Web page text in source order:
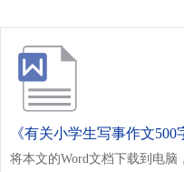
《有关小学生写事作文500
将本文的Word文档下载到电脑